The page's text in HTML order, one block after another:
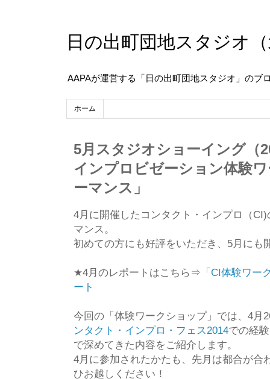
日の出町団地スタジオ
AAPAが運営する「日の出町団地スタジオ」のブ
ホーム
5月スタジオショーイング（
インプロビゼーション体験
ーマンス」
4月に開催した コンタクト・インプロ（
マンス。
初めての方にも好評をいただき、5月にも
★4月のレポートはこちら⇒ 「CI体験ワー
ート
今回の「体験ワークショップ」では、4月
ンタクト・インプロ・フェス2014での経
で深めてきた内容をご紹介します。
4月に参加されたかたも、先月は都合が合
ひお越しください！